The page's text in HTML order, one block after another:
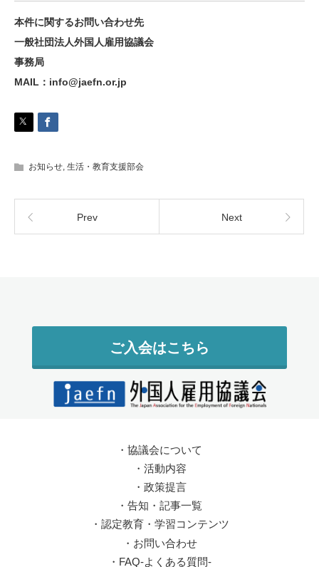
本件に関するお問い合わせ先
一般社団法人外国人雇用協議会
事務局
MAIL：info@jaefn.or.jp
お知らせ, 生活・教育支援部会
Prev Next
ご入会はこちら
・ 協議会について
・ 活動内容
・ 政策提言
・ 告知・記事一覧
・ 認定教育・学習コンテンツ
・ お問い合わせ
・ FAQ-よくある質問-